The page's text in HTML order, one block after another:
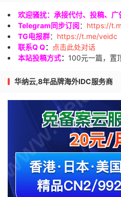
欢迎骚扰：承接代付、投稿、广
Telegram同步订阅： https://
TG电报群： https://t.me/veidc
联系Q Q：
点击此处对话
本站投稿方式： 100元一篇，置
华纳云,8年品牌海外IDC服务商